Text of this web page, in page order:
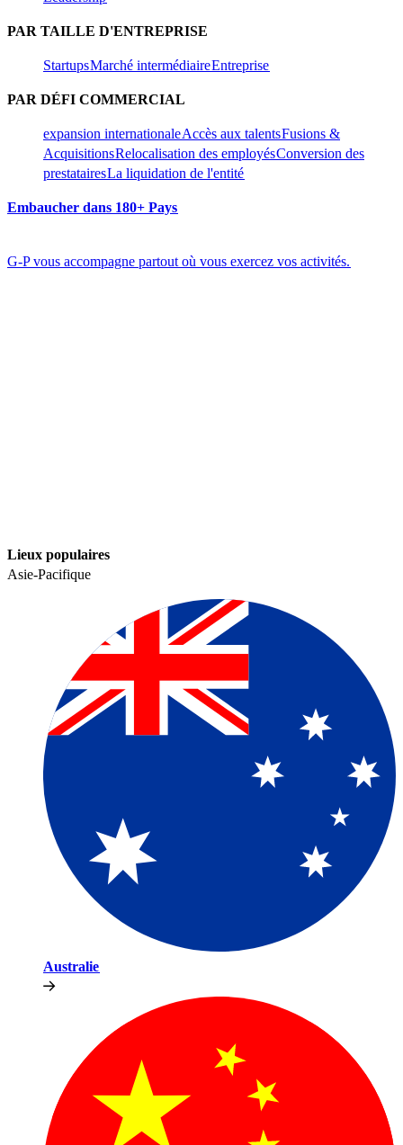
PAR TAILLE D'ENTREPRISE​​
Startups​​Marché intermédiaire​​Entreprise​​
PAR DÉFI COMMERCIAL​​
expansion internationale​​Accès aux talents​​Fusions &
Acquisitions​​Relocalisation des employés​​Conversion des
prestataires​​La liquidation de l'entité​​
Embaucher dans 180+ Pays​​
G-P vous accompagne partout où vous exercez vos activités.​​
Lieux populaires​​
Asie-Pacifique​​
Australie​​